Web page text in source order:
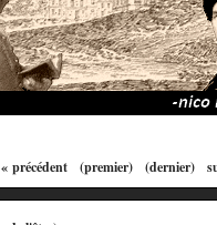
« précédent (premier) (dernier)